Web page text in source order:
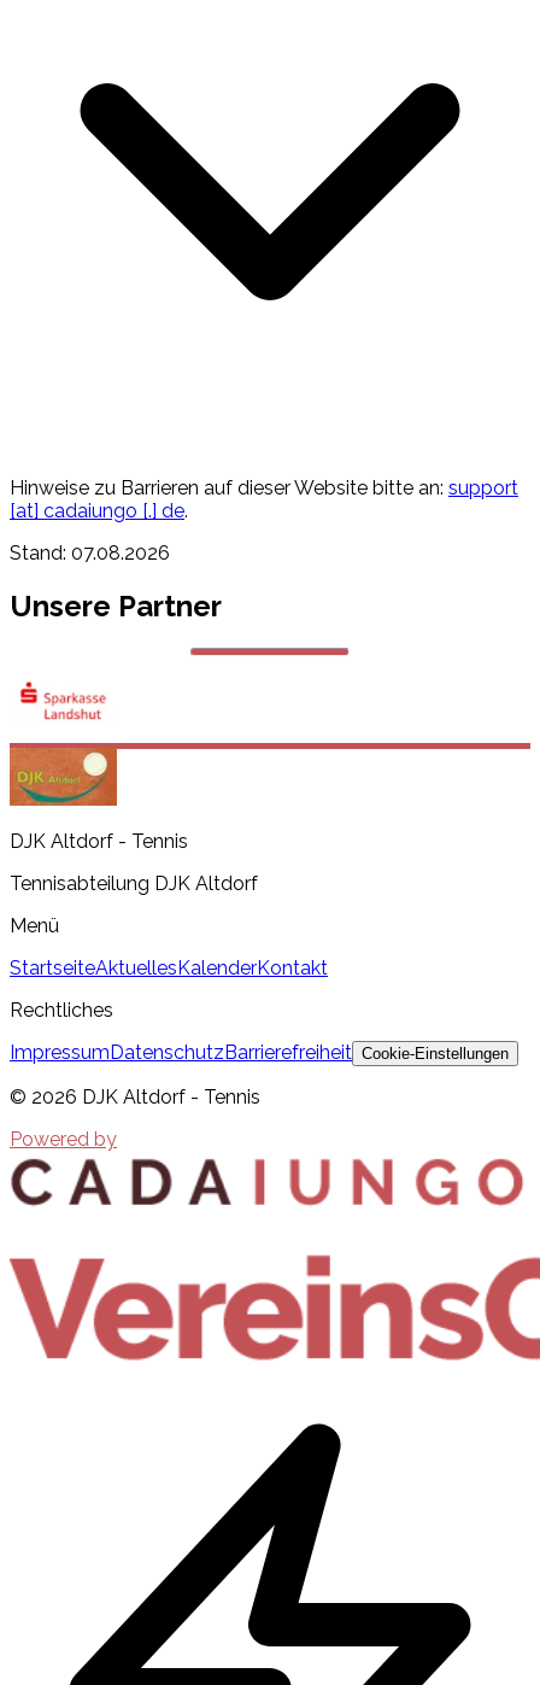
Hinweise zu Barrieren auf dieser Website bitte an: support
[at] cadaiungo [.] de.
Stand: 07.08.2026
Unsere Partner
DJK Altdorf - Tennis
Tennisabteilung DJK Altdorf
Menü
StartseiteAktuelles KalenderKontakt
Rechtliches
Impressum Datenschutz Barrierefreiheit Cookie-Einstellungen
© 2026 DJK Altdorf - Tennis
Powered by